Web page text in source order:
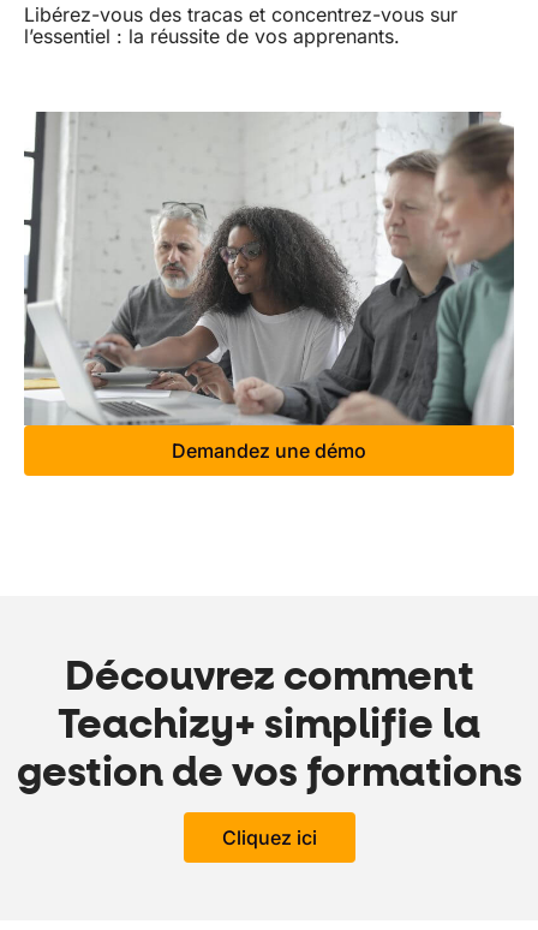
Demandez une démo
Libérez-vous des tracas et concentrez-vous sur
l’essentiel : la réussite de vos apprenants.
Découvrez comment
Teachizy+ simplifie la
gestion de vos formations
Cliquez ici